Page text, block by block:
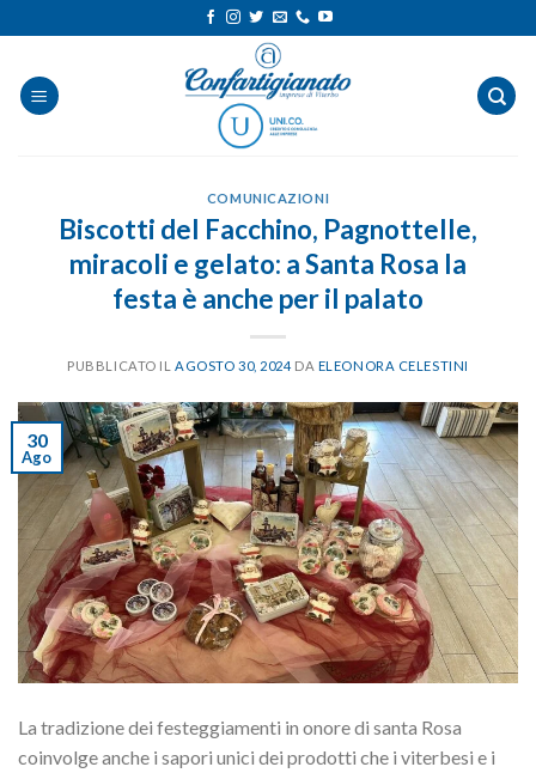
ai
contenuti
COMUNICAZIONI
Biscotti del Facchino, Pagnottelle,
miracoli e gelato: a Santa Rosa la
festa è anche per il palato
PUBBLICATO IL AGOSTO 30, 2024 DA ELEONORA CELESTINI
30
Ago
La tradizione dei festeggiamenti in onore di santa Rosa
coinvolge anche i sapori unici dei prodotti che i viterbesi e i